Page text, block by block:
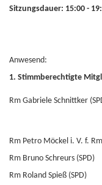
Sitzungsdauer: 15:00 -
Anwesend:
1. Stimmberechtigte
Rm Gabriele Schnittker
Rm Petro Möckel i. V. f.
Rm Bruno Schreurs (SPD)
Rm Roland Spieß (SPD)